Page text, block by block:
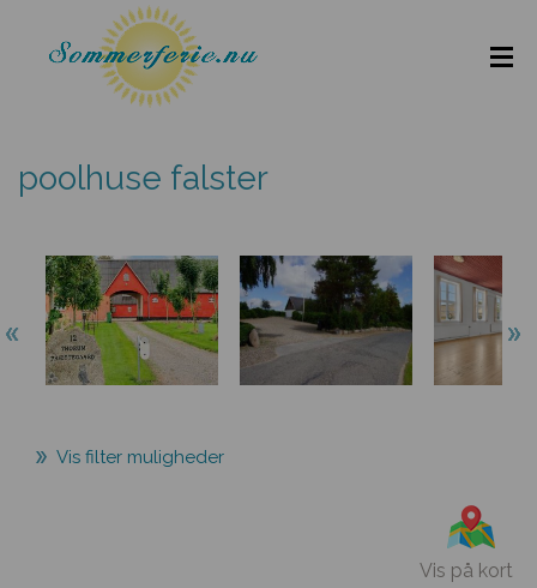
poolhuse falster
Vis filter muligheder
Vis på kort